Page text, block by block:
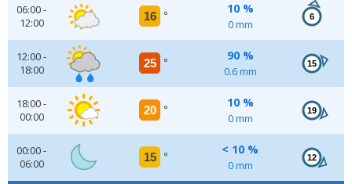
06:00 -
12:00
16 °
10 %
0 mm
6
12:00 -
18:00
25 °
90 %
0.6 mm
15
18:00 -
00:00
20 °
10 %
0 mm
19
00:00 -
06:00
15 °
< 10 %
0 mm
12